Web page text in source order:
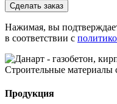
Сделать заказ
Нажимая, вы
в соответствии с
Строительные материалы
Продукция